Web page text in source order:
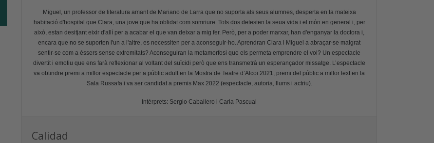
Miguel, un professor de literatura amant de Mariano de Larra que no suporta als seus alumnes, desperta en la mateixa
habitació d'hospital que Clara, una jove que ha oblidat com somriure. Tots dos detesten la seua vida i el món en general i, per
això, estan desitjant eixir d'allí per a acabar el que van deixar a mig fer. Però, per a poder marxar, han d'enganyar la doctora i,
encara que no se suporten l'un a l'altre, es necessiten per a aconseguir-ho. Aprendran Clara i Miguel a abraçar-se malgrat
sentir-se com a éssers sense extremitats? Aconseguiran la metamorfosi que els permeta emprendre el vol? Un espectacle
divertit i emotiu que ens farà reflexionar al voltant del suïcidi però que ens transmetrà un esperançador missatge. L’espectacle
va obtindre premi a millor espectacle per a públic adult en la Mostra de Teatre d’Alcoi 2021, premi del públic a millor text en la
Sala Russafa i va ser candidat a premis Max 2022 (espectacle, autoria, llums i actriu).
Intèrprets: Sergio Caballero i Carla Pascual
Calidad